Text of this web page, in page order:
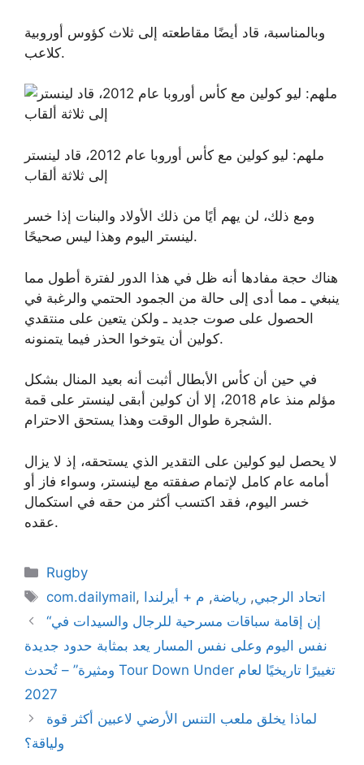
وبالمناسبة، قاد أيضًا مقاطعته إلى ثلاث كؤوس أوروبية
كلاعب.
ملهم: ليو كولين مع كأس أوروبا عام 2012، قاد لينستر
إلى ثلاثة ألقاب
ومع ذلك، لن يهم أيًا من ذلك الأولاد والبنات إذا خسر
لينستر اليوم وهذا ليس صحيحًا.
هناك حجة مفادها أنه ظل في هذا الدور لفترة أطول مما
ينبغي ـ مما أدى إلى حالة من الجمود الحتمي والرغبة في
الحصول على صوت جديد ـ ولكن يتعين على منتقدي
كولين أن يتوخوا الحذر فيما يتمنونه.
في حين أن كأس الأبطال أثبت أنه بعيد المنال بشكل
مؤلم منذ عام 2018، إلا أن كولين أبقى لينستر على قمة
الشجرة طوال الوقت وهذا يستحق الاحترام.
لا يحصل ليو كولين على التقدير الذي يستحقه، إذ لا يزال
أمامه عام كامل لإتمام صفقته مع لينستر، وسواء فاز أو
خسر اليوم، فقد اكتسب أكثر من حقه في استكمال
عقده.
Categories
Rugby
Tags
com.dailymail, اتحاد الرجبي, رياضة, م + أيرلندا
“إن إقامة سباقات مسرحية للرجال والسيدات في
نفس اليوم وعلى نفس المسار يعد بمثابة حدود جديدة
ومثيرة” – تُحدث Tour Down Under تغييرًا تاريخيًا لعام
2027
لماذا يخلق ملعب التنس الأرضي لاعبين أكثر قوة
ولياقة؟